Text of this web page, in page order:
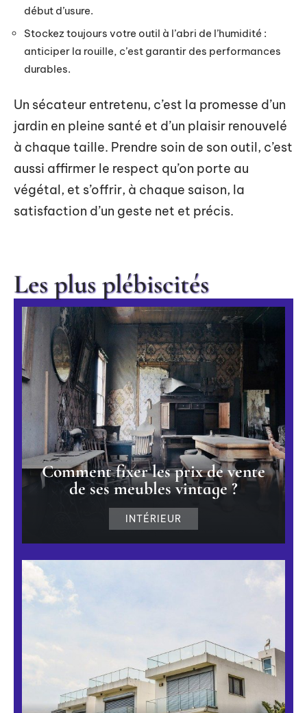
début d’usure.
Stockez toujours votre outil à l’abri de l’humidité :
anticiper la rouille, c’est garantir des performances
durables.
Un sécateur entretenu, c’est la promesse d’un
jardin en pleine santé et d’un plaisir renouvelé
à chaque taille. Prendre soin de son outil, c’est
aussi affirmer le respect qu’on porte au
végétal, et s’offrir, à chaque saison, la
satisfaction d’un geste net et précis.
Les plus plébiscités
Comment fixer les prix de vente
de ses meubles vintage ?
INTÉRIEUR